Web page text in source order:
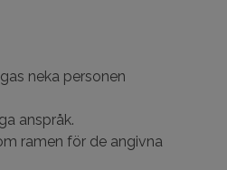
neka personen
anspråk.
ramen för de angivna